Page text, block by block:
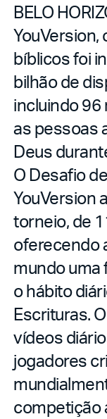
BELO
YouVersion,
bíblicos foi
bilhão de
incluindo 96
as pessoas
Deus
O Desafio
YouVersion
torneio, de
oferecendo
mundo
o hábito
Escrituras.
vídeos
jogadores
competição